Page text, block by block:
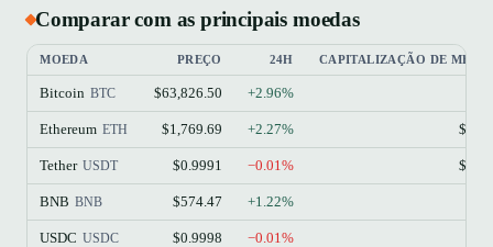
Comparar com as principais moedas
MOEDA PREÇO 24H CAPITALIZAÇÃO DE
Bitcoin BTC $63,826.50 +2.96%
Ethereum ETH $1,769.69 +2.27%
Tether USDT $0.9991 −0.01%
BNB BNB $574.47 +1.22%
USDC USDC $0.9998 −0.01%